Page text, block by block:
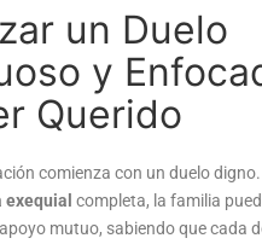
un Duelo
y
Querido
comienza con un duelo
exequial completa, la familia
mutuo, sabiendo que cada